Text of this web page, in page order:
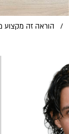
/ הוראה זה מקצוע